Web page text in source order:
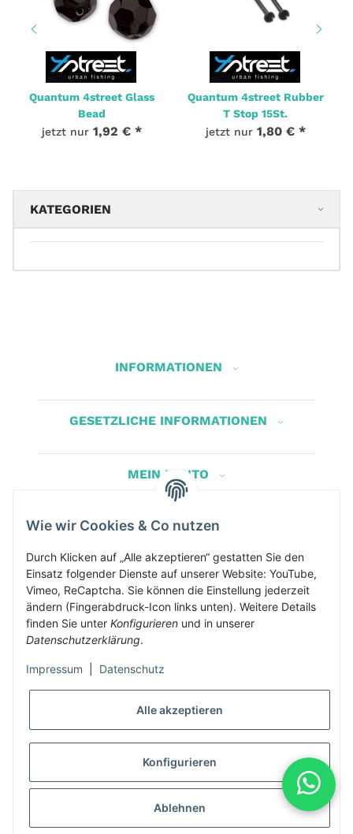
Quantum 4street Glass
Bead
jetzt nur 1,92 € *
Quantum 4street Rubber
T Stop 15St.
jetzt nur 1,80 € *
KATEGORIEN
INFORMATIONEN
GESETZLICHE INFORMATIONEN
MEIN KONTO
Herbis Anglerladen
Inh.Herbert Schinnerl
Kirchdorf am Inn 5
4982 Kirchdorf am Inn
info@herbis-anglerladen.at
Alle Preise inklusive gesetzlicher Mwst., exklusive Versand- &
Servicekosten
Wie wir Cookies & Co nutzen
Durch Klicken auf „Alle akzeptieren“ gestatten Sie den
Einsatz folgender Dienste auf unserer Website: YouTube,
Vimeo, ReCaptcha. Sie können die Einstellung jederzeit
ändern (Fingerabdruck-Icon links unten). Weitere Details
finden Sie unter Konfigurieren und in unserer
Datenschutzerklärung.
Impressum Datenschutz
Alle akzeptieren
Konfigurieren
Ablehnen